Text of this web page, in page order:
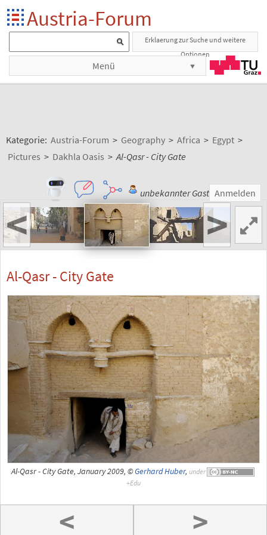
Austria-Forum
Erklaerung zur Suche und weitere
Optionen
Menü
Kategorie: Austria-Forum > Geography > Africa > Egypt >
Pictures > Dakhla Oasis > Al-Qasr - City Gate
unbekannter Gast Anmelden
< >
Al-Qasr - City Gate
Al-Qasr - City Gate, January 2009, ©Gerhard Huber, under
< >